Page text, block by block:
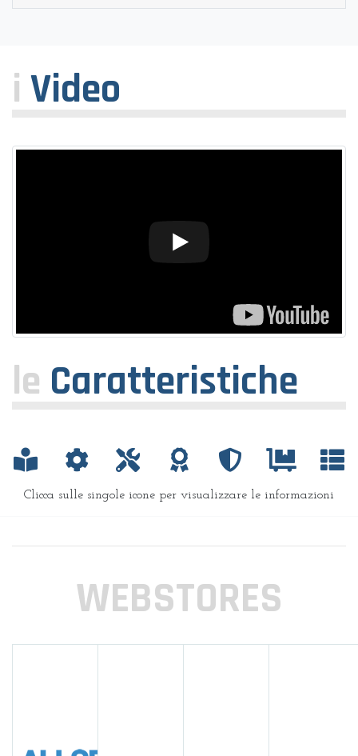
i Video
le Caratteristiche
Clicca sulle singole icone per visualizzare le informazioni
WEBSTORES